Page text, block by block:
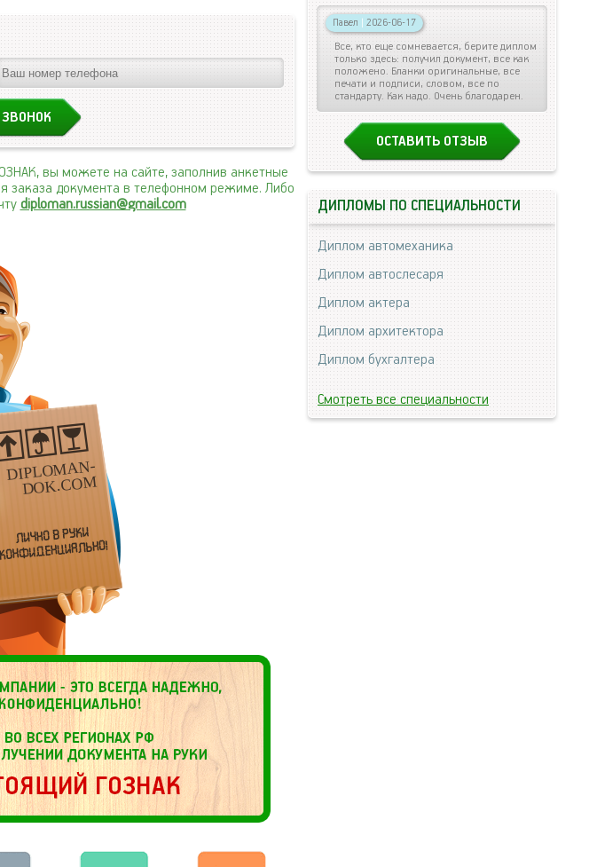
вы можете на сайте, заполнив анкетные
заказа документа в телефонном режиме. Либо
diploman.russian@gmail.com
DIPLOMAN-
DOK.COM
Павел | 2026-06-17
Все, кто еще сомневается, берите диплом
только здесь: получил документ, все как
положено. Бланки оригинальные, все
печати и подписи, словом, все по
стандарту. Как надо. Очень благодарен.
ОСТАВИТЬ ОТЗЫВ
ДИПЛОМЫ ПО СПЕЦИАЛЬНОСТИ
Диплом автомеханика
Диплом автослесаря
Диплом актера
Диплом архитектора
Диплом бухгалтера
Смотреть все специальности